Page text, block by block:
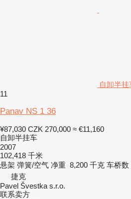
自卸半
11
Panav NS 1 36
¥87,030 CZK 270,000 ≈ €11,160
自卸半挂车
2007
102,418 千米
悬架 弹簧/空气 净重 8,200 千克 车桥数
捷克
Pavel Švestka s.r.o.
联系卖方